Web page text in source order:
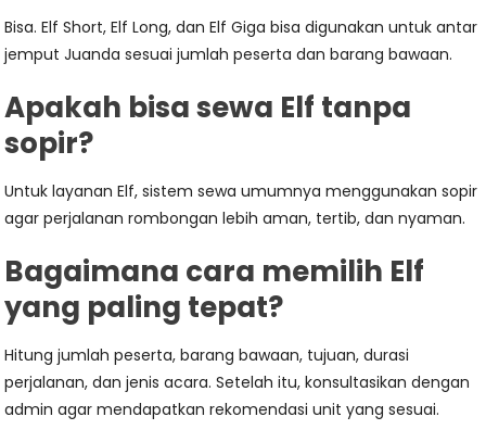
Bisa. Elf Short, Elf Long, dan Elf Giga bisa digunakan untuk antar
jemput Juanda sesuai jumlah peserta dan barang bawaan.
Apakah bisa sewa Elf tanpa
sopir?
Untuk layanan Elf, sistem sewa umumnya menggunakan sopir
agar perjalanan rombongan lebih aman, tertib, dan nyaman.
Bagaimana cara memilih Elf
yang paling tepat?
Hitung jumlah peserta, barang bawaan, tujuan, durasi
perjalanan, dan jenis acara. Setelah itu, konsultasikan dengan
admin agar mendapatkan rekomendasi unit yang sesuai.